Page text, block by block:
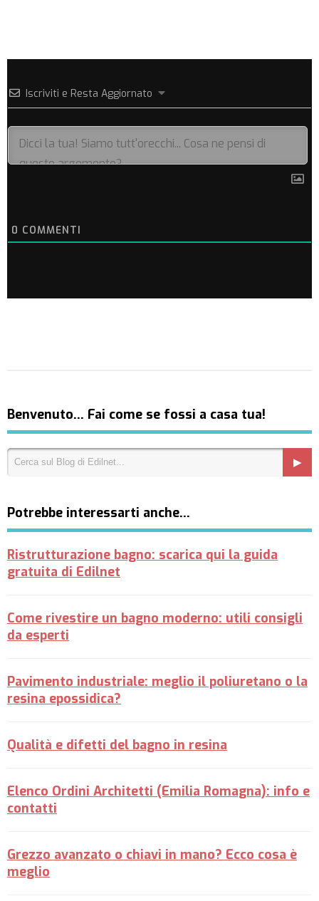
Iscriviti e Resta Aggiornato
0 COMMENTI
Benvenuto… Fai come se fossi a casa tua!
Potrebbe interessarti anche…
Ristrutturazione bagno: scarica qui la guida
gratuita di Edilnet
Come rivestire un bagno moderno: utili consigli
da esperti
Pavimento industriale: meglio il poliuretano o la
resina epossidica?
Qualità e difetti del bagno in resina
Elenco Ordini Architetti (Emilia Romagna): info e
contatti
Grezzo avanzato o chiavi in mano? Ecco cosa è
meglio